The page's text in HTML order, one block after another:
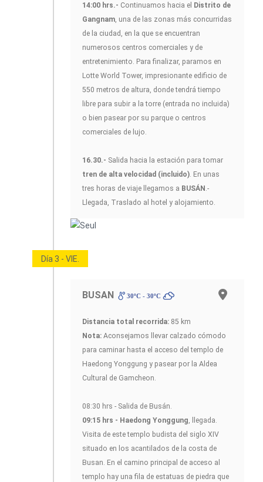
14:00 hrs.- Continuamos hacia el Distrito de
Gangnam , una de las zonas más concurridas
de la ciudad, en la que se encuentran
numerosos centros comerciales y de
entretenimiento. Para finalizar, paramos en
Lotte World Tower, impresionante edificio de
550 metros de altura, donde tendrá tiempo
libre para subir a la torre (entrada no incluida)
o bien pasear por su parque o centros
comerciales de lujo.
16.30.- Salida hacia la estación para tomar
tren de alta velocidad (incluido) . En unas
tres horas de viaje llegamos a BUSÁN .-
Llegada, Traslado al hotel y alojamiento.
Día 3 - VIE.
BUSAN 30ºC - 30ºC
Distancia total recorrida: 85 km
Nota: Aconsejamos llevar calzado cómodo
para caminar hasta el acceso del templo de
Haedong Yonggung y pasear por la Aldea
Cultural de Gamcheon.
08:30 hrs - Salida de Busán.
09:15 hrs - Haedong Yonggung , llegada.
Visita de este templo budista del siglo XIV
situado en los acantilados de la costa de
Busan. En el camino principal de acceso al
templo hay una fila de estatuas de piedra que